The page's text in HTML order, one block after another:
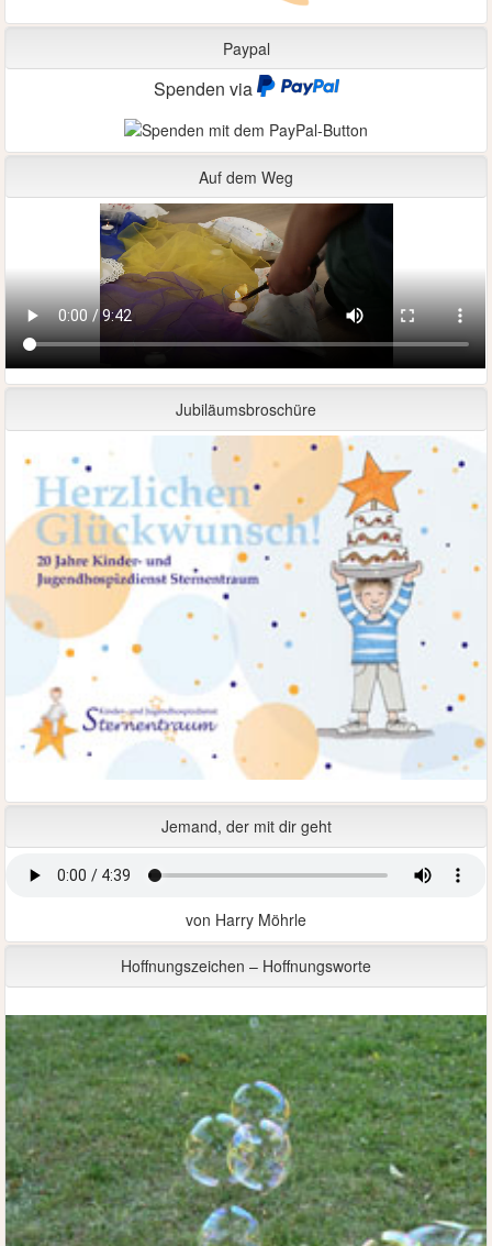
Paypal
Spenden via
Auf dem Weg
Jubiläumsbroschüre
Jemand, der mit dir geht
von Harry Möhrle
Hoffnungszeichen – Hoffnungsworte